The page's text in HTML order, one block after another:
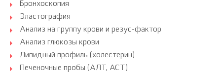
Бронхоскопия
Эластография
Анализ на группу крови и резус-фактор
Анализ глюкозы крови
Липидный профиль (холестерин)
Печеночные пробы (АЛТ, АСТ)